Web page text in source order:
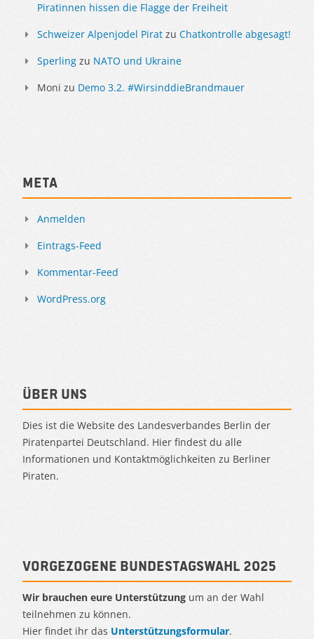
Piratinnen hissen die Flagge der Freiheit
Schweizer Alpenjodel Pirat zu Chatkontrolle abgesagt!
Sperling zu NATO und Ukraine
Moni zu Demo 3.2. #WirsinddieBrandmauer
Meta
Anmelden
Eintrags-Feed
Kommentar-Feed
WordPress.org
Über uns
Dies ist die Website des Landesverbandes Berlin der
Piratenpartei Deutschland. Hier findest du alle
Informationen und Kontaktmöglichkeiten zu Berliner
Piraten.
Vorgezogene Bundestagswahl 2025
Wir brauchen eure Unterstützung um an der Wahl
teilnehmen zu können.
Hier findet ihr das Unterstützungsformular.